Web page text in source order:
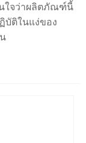
ใจว่าผลิตภัณฑ์นี้
บัติในแง่ของ